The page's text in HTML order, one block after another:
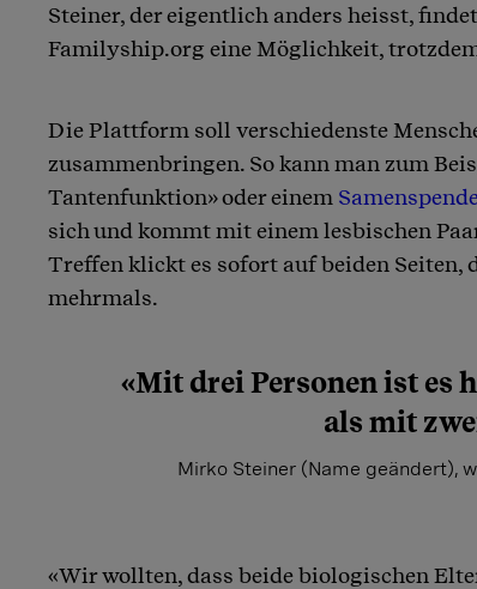
Steiner, der eigentlich anders heisst,
Familyship.org eine Möglichkeit,
Die Plattform soll verschiedenste
zusammenbringen. So kann man zum
Tantenfunktion» oder einem
sich und kommt mit einem lesbischen
Treffen klickt es sofort auf beiden Seiten,
mehrmals.
«Mit drei Personen ist es
als mit
Mirko Steiner (Name geändert),
«Wir wollten, dass beide biologischen